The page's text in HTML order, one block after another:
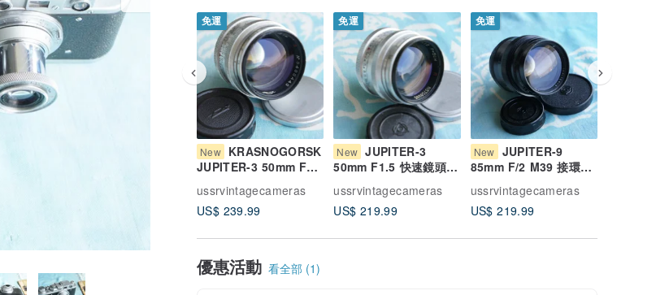
免運
New KRASNOGORSK
JUPITER-3 50mm F1.5
ZORKI 徠卡螺牙接環
(LTM)
ussrvintagecameras
US$ 239.99
免運
New JUPITER-3
50mm F1.5 快速鏡頭
ZORKI LEICA 螺牙接環
(LTM) 相機
ussrvintagecameras
US$ 219.99
免運
New JUPITER-9
85mm F/2 M39 接環
Leica)
ussrvintagecameras
US$ 219.99
優惠活動 看全部 (1)